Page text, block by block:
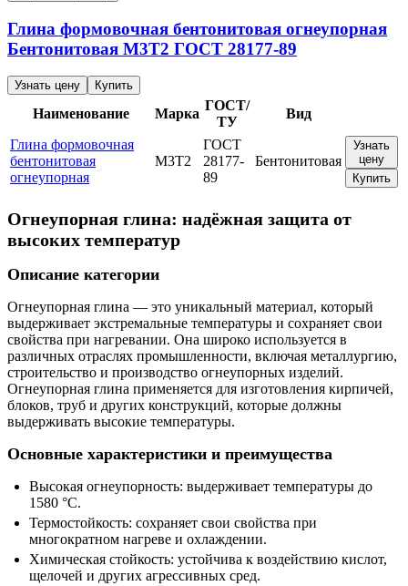
Глина формовочная бентонитовая огнеупорная
Бентонитовая М3Т2 ГОСТ 28177-89
Узнать цену Купить
Наименование Марка
ГОСТ/
ТУ
Вид
Глина формовочная
бентонитовая
огнеупорная
М3Т2
ГОСТ
28177-
89
Бентонитовая
Узнать
цену
Купить
Огнеупорная глина: надёжная защита от
высоких температур
Описание категории
Огнеупорная глина — это уникальный материал, который
выдерживает экстремальные температуры и сохраняет свои
свойства при нагревании. Она широко используется в
различных отраслях промышленности, включая металлургию,
строительство и производство огнеупорных изделий.
Огнеупорная глина применяется для изготовления кирпичей,
блоков, труб и других конструкций, которые должны
выдерживать высокие температуры.
Основные характеристики и преимущества
Высокая огнеупорность: выдерживает температуры до
1580 °C.
Термостойкость: сохраняет свои свойства при
многократном нагреве и охлаждении.
Химическая стойкость: устойчива к воздействию кислот,
щелочей и других агрессивных сред.